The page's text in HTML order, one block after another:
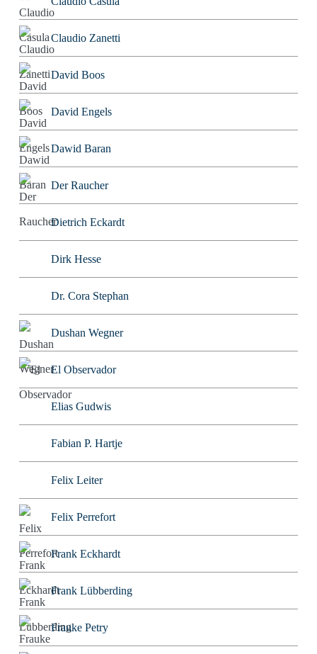
Claudio Zanetti
David Boos
David Engels
Dawid Baran
Der Raucher
Dietrich Eckardt
Dirk Hesse
Dr. Cora Stephan
Dushan Wegner
El Observador
Elias Gudwis
Fabian P. Hartje
Felix Leiter
Felix Perrefort
Frank Eckhardt
Frank Lübberding
Frauke Petry